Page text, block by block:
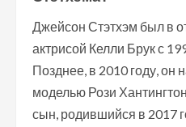
Джейсон Стэтхэм был в
актрисой Келли Брук с
Позднее, в 2010 году, он
моделью Рози
сын, родившийся в 2017